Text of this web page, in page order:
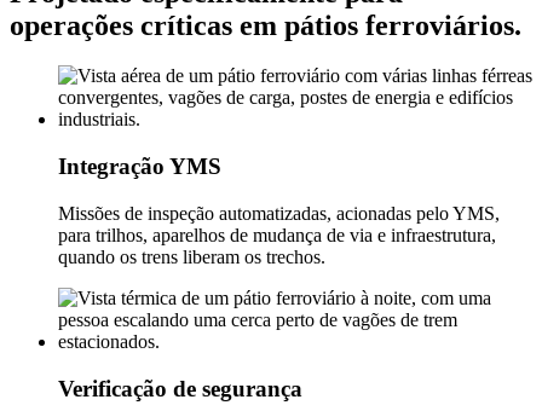
operações críticas em pátios ferroviários.
Integração YMS
Missões de inspeção automatizadas, acionadas pelo YMS,
para trilhos, aparelhos de mudança de via e infraestrutura,
quando os trens liberam os trechos.
Verificação de segurança